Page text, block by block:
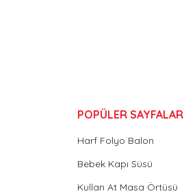
POPÜLER SAYFALAR
Harf Folyo Balon
Bebek Kapı Süsü
Kullan At Masa Örtüsü